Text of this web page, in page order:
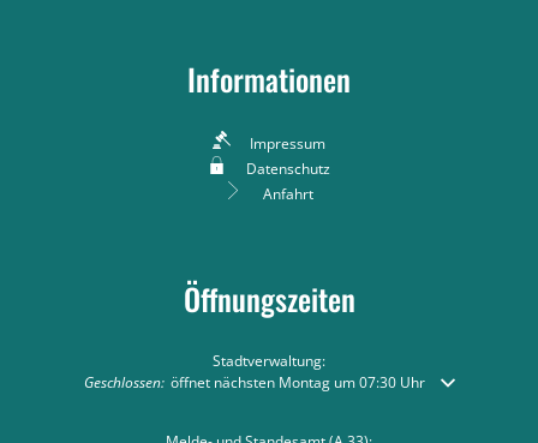
Informationen
Impressum
Datenschutz
Anfahrt
Öffnungszeiten
Stadtverwaltung:
Klicken, um weitere Öffnungs- oder Schließzeiten auszublenden
Geschlossen: öffnet nächsten Montag um 07:30 Uhr